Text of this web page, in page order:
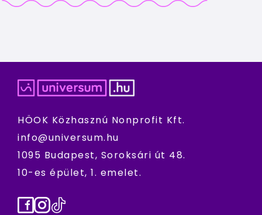
HÖOK Közhasznú Nonprofit Kft.
info@universum.hu
1095 Budapest, Soroksári út 48.
10-es épület, 1. emelet.
Facebook
Instagram
TikTok